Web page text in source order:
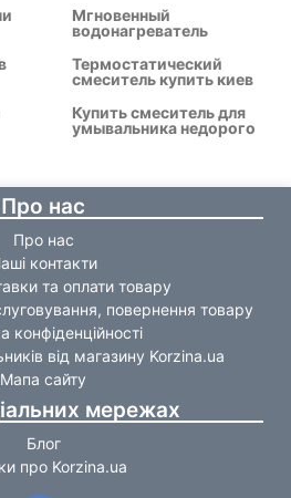
Мгновенный
водонагреватель
Термостатический
смеситель купить киев
Купить смеситель для
умывальника недорого
Про нас
Про нас
контакти
та оплати товару
повернення товару
конфіденційності
від магазину Korzina.ua
Мапа сайту
мережах
Блог
про Korzina.ua